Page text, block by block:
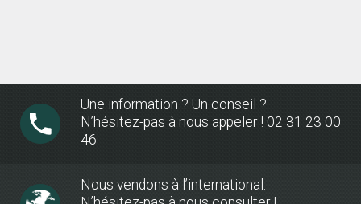
Une information ? Un conseil ?
N’hésitez-pas à nous appeler ! 02 31 23 00
46
Nous vendons à l’international.